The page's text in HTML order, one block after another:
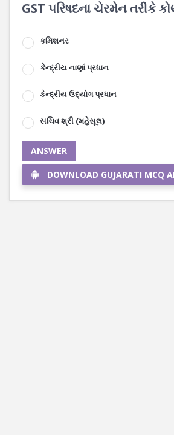
GST પરિષદના ચેરમેન તરીકે
કમિશનર
કેન્દ્રીય નાણાં પ્રધાન
કેન્દ્રીય ઉદ્યોગ પ્રધાન
સચિવ શ્રી (મહેસૂલ)
ANSWER
DOWNLOAD GUJARATI MCQ